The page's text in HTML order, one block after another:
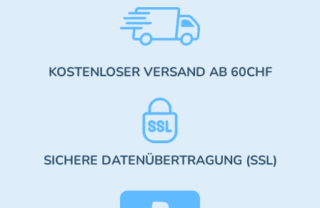
KOSTENLOSER VERSAND AB 60CHF
SICHERE DATENÜBERTRAGUNG (SSL)